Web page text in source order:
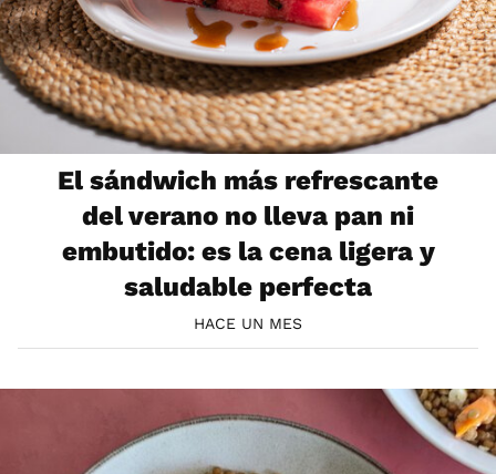
El sándwich más refrescante
del verano no lleva pan ni
embutido: es la cena ligera y
saludable perfecta
HACE UN MES